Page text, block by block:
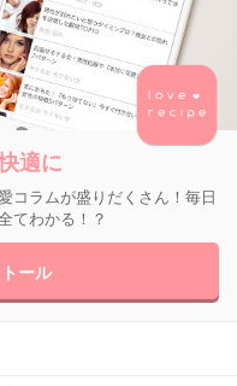
適に
コラムが盛りだくさん！毎日
てわかる！？
ール